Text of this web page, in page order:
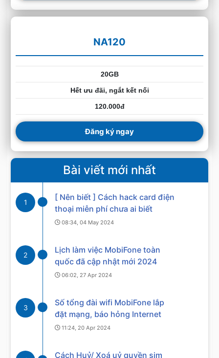
NA120
20GB
Hết ưu đãi, ngắt kết nối
120.000đ
Đăng ký ngay
Bài viết mới nhất
1
[ Nên biết ] Cách hack card điện
thoại miễn phí chưa ai biết
08:34, 04 May 2024
2
Lịch làm việc MobiFone toàn
quốc đã cập nhật mới 2024
06:02, 27 Apr 2024
3
Số tổng đài wifi MobiFone lắp
đặt mạng, báo hỏng Internet
11:24, 20 Apr 2024
Cách Huỷ/ Xoá uỷ quyền sim